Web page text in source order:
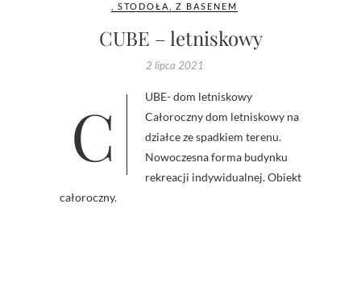
STODOŁA Z BASENEM
CUBE – letniskowy
2 lipca 2021
CUBE- dom letniskowy
Całoroczny dom letniskowy na
działce ze spadkiem terenu.
Nowoczesna forma budynku
rekreacji indywidualnej. Obiekt
całoroczny.